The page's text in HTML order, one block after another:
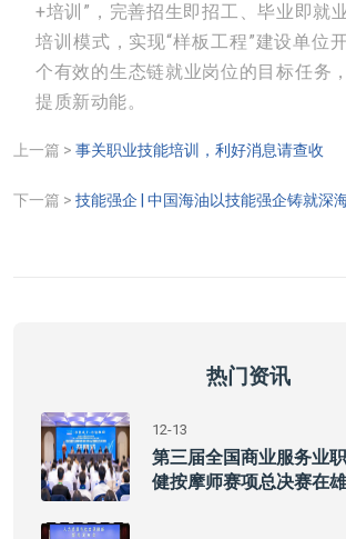
+培训”，完善招生即招工、毕业即就
培训模式，实现“样板工程”建设单位
个有效的生态链就业岗位的目标任务
提质新动能。
上一篇 > 事关职业技能培训，利好消息请查收
下一篇 > 技能强企 | 中国海油以技能强企铸就深
热门资讯
12-13
第三届全国商业服务业
健按摩师赛项总决赛在